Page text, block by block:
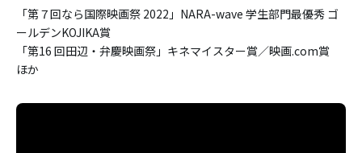
「第７回なら国際映画祭 2022」NARA-wave 学生部門最優秀 ゴ
ールデンKOJIKA賞
「第16 回田辺・弁慶映画祭」キネマイスター賞／映画.com賞
ほか